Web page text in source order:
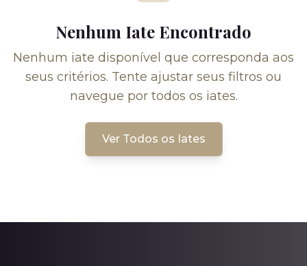
Nenhum Iate Encontrado
Nenhum iate disponível que corresponda aos
seus critérios. Tente ajustar seus filtros ou
navegue por todos os iates.
Ver Todos os Iates